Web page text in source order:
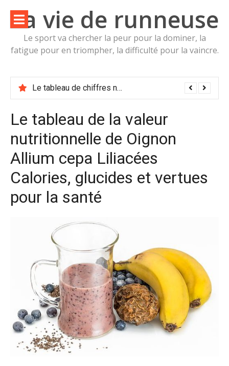
contenu
La vie de runneuse
Le sport va chercher la peur pour la dominer, la
fatigue pour en triompher, la difficulté pour la vaincre.
Le tableau de chiffres nutritionnelle de Hélianthi Helianthus strumosus Astéracées Calories, glucides et vertues pour la santé
Le tableau de la valeur nutritive de Mûrier noir Morus nigra Moracées Calories, glucides et vertus pour la santé
Le tableau de la valeur
nutritionnelle de Oignon
Allium cepa Liliacées
Calories, glucides et vertues
pour la santé